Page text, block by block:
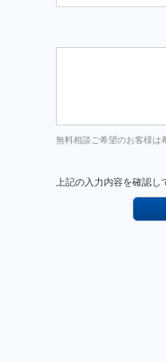
無料相談ご希望のお客様は
上記の入力内容を確認し